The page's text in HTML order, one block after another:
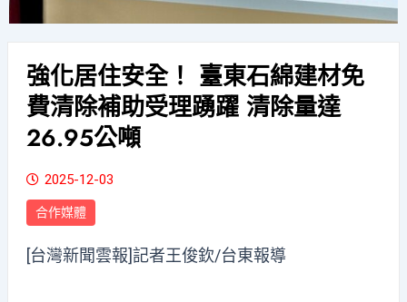
強化居住安全！ 臺東石綿建材免
費清除補助受理踴躍 清除量達
26.95公噸
2025-12-03
合作媒體
[台灣新聞雲報]記者王俊欽/台東報導